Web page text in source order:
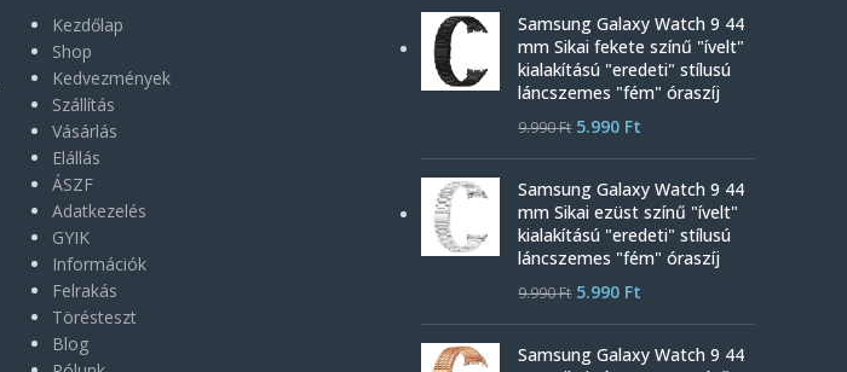
Kezdőlap
Shop
Kedvezmények
Szállítás
Vásárlás
Elállás
ÁSZF
Adatkezelés
GYIK
Információk
Felrakás
Törésteszt
Blog
Samsung Galaxy Watch 9 44
mm Sikai fekete színű "ívelt"
kialakítású "eredeti" stílusú
láncszemes "fém" óraszíj
9.990Ft 5.990 Ft
Samsung Galaxy Watch 9 44
mm Sikai ezüst színű "ívelt"
kialakítású "eredeti" stílusú
láncszemes "fém" óraszíj
9.990Ft 5.990 Ft
Samsung Galaxy Watch 9 44